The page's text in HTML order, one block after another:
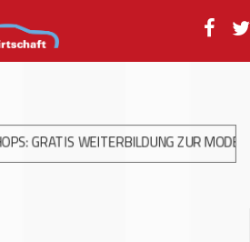
WEITERBILDUNG ZUR MODERNEN